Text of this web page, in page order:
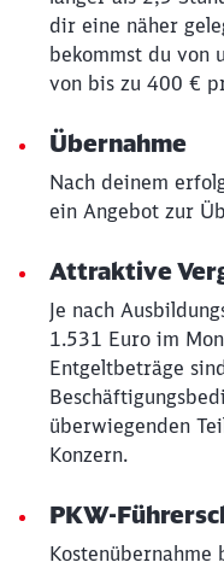
dir eine näher
bekommst du von
von bis zu 400 €
Übernahme
Nach deinem
ein Angebot zur
Attraktive
Je nach
1.531 Euro im
Entgeltbeträge
überwiegenden
Konzern.
PKW-